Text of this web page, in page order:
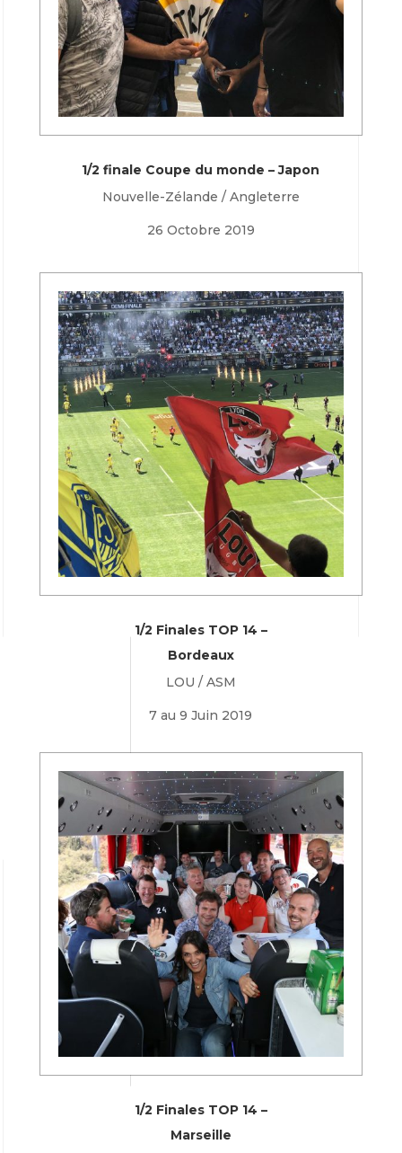
1/2 finale Coupe du monde – Japon
Nouvelle-Zélande / Angleterre
26 Octobre 2019
1/2 Finales TOP 14 –
Bordeaux
LOU / ASM
7 au 9 Juin 2019
1/2 Finales TOP 14 –
Marseille